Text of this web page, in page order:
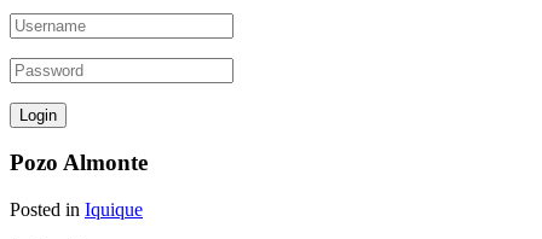
Pozo Almonte
Posted in Iquique